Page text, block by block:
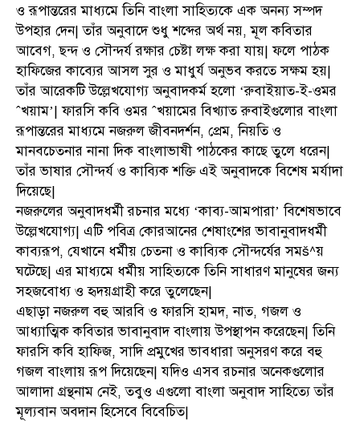
ও রূপান্তরের মাধ্যমে তিনি বাংলা সাহিত্যকে এক অনন্য সম্পদ
উপহার দেন| তাঁর অনুবাদে শুধু শব্দের অর্থ নয়, মূল কবিতার
আবেগ, ছন্দ ও সৌন্দর্য রক্ষার চেষ্টা লক্ষ করা যায়| ফলে পাঠক
হাফিজের কাব্যের আসল সুর ও মাধুর্য অনুভব করতে সক্ষম হয়|
তাঁর আরেকটি উল্লেখযোগ্য অনুবাদকর্ম হলো ‘রুবাইয়াত-ই-ওমর
ˆখয়াম’| ফারসি কবি ওমর ˆখয়ামের বিখ্যাত রুবাইগুলোর বাংলা
রূপান্তরের মাধ্যমে নজরুল জীবনদর্শন, প্রেম, নিয়তি ও
মানবচেতনার নানা দিক বাংলাভাষী পাঠকের কাছে তুলে ধরেন|
তাঁর ভাষার সৌন্দর্য ও কাব্যিক শক্তি এই অনুবাদকে বিশেষ মর্যাদা
দিয়েছে|
নজরুলের অনুবাদধর্মী রচনার মধ্যে ‘কাব্য-আমপারা’ বিশেষভাবে
উল্লেখযোগ্য| এটি পবিত্র কোরআনের শেষাংশের ভাবানুবাদধর্মী
কাব্যরূপ, যেখানে ধর্মীয় চেতনা ও কাব্যিক সৌন্দর্যের সমš^য়
ঘটেছে| এর মাধ্যমে ধর্মীয় সাহিত্যকে তিনি সাধারণ মানুষের জন্য
সহজবোধ্য ও হৃদয়গ্রাহী করে তুলেছেন|
এছাড়া নজরুল বহু আরবি ও ফারসি হামদ, নাত, গজল ও
আধ্যাত্মিক কবিতার ভাবানুবাদ বাংলায় উপস্থাপন করেছেন| তিনি
ফারসি কবি হাফিজ, সাদি প্রমুখের ভাবধারা অনুসরণ করে বহু
গজল বাংলায় রূপ দিয়েছেন| যদিও এসব রচনার অনেকগুলোর
আলাদা গ্রন্থনাম নেই, তবুও এগুলো বাংলা অনুবাদ সাহিত্যে তাঁর
মূল্যবান অবদান হিসেবে বিবেচিত|